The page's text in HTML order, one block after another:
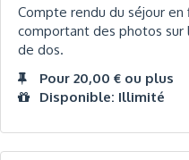
Compte rendu du séjour
comportant des photos
de dos.
Pour 20,00 € ou plus
Disponible: Illimité